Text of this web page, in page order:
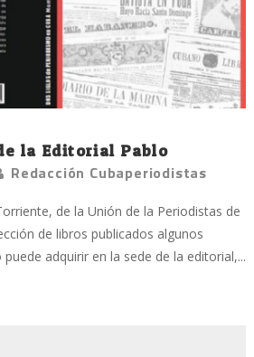
la Editorial Pablo
Redacción Cubaperiodistas
de la Unión de la Periodistas de
de libros publicados algunos
adquirir en la sede de la editorial,...